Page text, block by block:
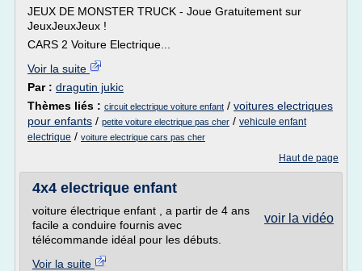
JEUX DE MONSTER TRUCK - Joue Gratuitement sur
JeuxJeuxJeux !
CARS 2 Voiture Electrique...
Voir la suite
Par : dragutin jukic
Thèmes liés : circuit electrique voiture enfant / voitures electriques
pour enfants / petite voiture electrique pas cher / vehicule enfant
electrique / voiture electrique cars pas cher
Haut de page
4x4 electrique enfant
voir la vidéo
voiture électrique enfant , a partir de 4 ans
facile a conduire fournis avec
télécommande idéal pour les débuts.
Voir la suite